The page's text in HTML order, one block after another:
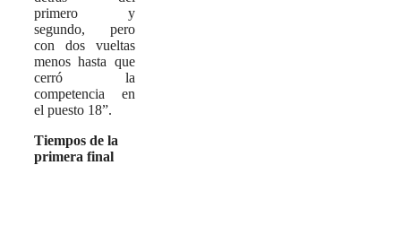
primero y
segundo, pero
con dos vueltas
menos hasta que
cerró la
competencia en
el puesto 18”.
Tiempos de la
primera final